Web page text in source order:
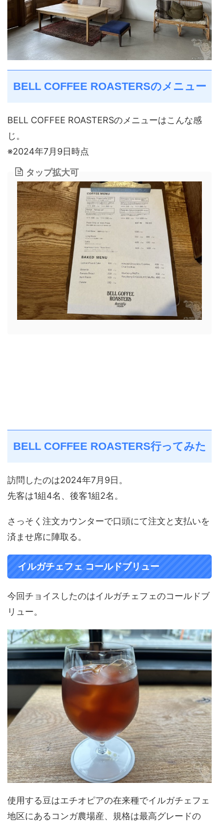
BELL COFFEE ROASTERSのメニュー
BELL COFFEE ROASTERSのメニューはこんな感
じ。
※2024年7月9日時点
タップ拡大可
BELL COFFEE ROASTERS行ってみた
訪問したのは2024年7月9日。
先客は1組4名、後客1組2名。
さっそく注文カウンターで口頭にて注文と支払いを
済ませ席に陣取る。
イルガチェフェ コールドブリュー
今回チョイスしたのはイルガチェフェのコールドブ
リュー。
使用する豆はエチオピアの在来種でイルガチェフェ
地区にあるコンガ農場産、規格は最高グレードの